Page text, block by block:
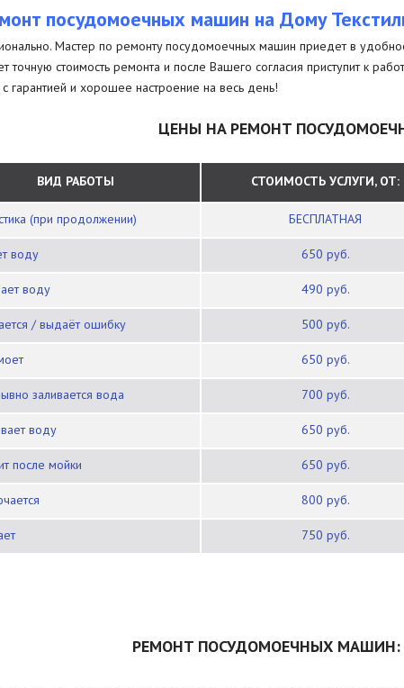
посудомоечных машин на Дому
Мастер по ремонту посудомоечных машин приедет в
точную стоимость ремонта и после Вашего согласия приступит к
гарантией и хорошее настроение на весь день!
ЦЕНЫ НА РЕМОНТ
ВИД РАБОТЫ СТОИМОСТЬ УСЛУГИ, ОТ:
(при продолжении) БЕСПЛАТНАЯ
воду 650 руб.
воду 490 руб.
/ выдаёт ошибку 500 руб.
650 руб.
заливается вода 700 руб.
воду 650 руб.
после мойки 650 руб.
800 руб.
750 руб.
РЕМОНТ ПОСУДОМОЕЧНЫХ